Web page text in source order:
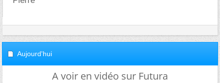
Aujourd'hui
A voir en vidéo sur Futura